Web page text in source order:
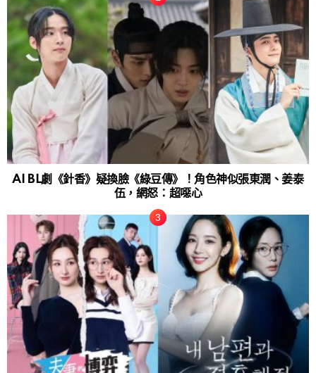
AI BL劇《針香》疑換臉《綠豆傳》！角色神似張東潤、姜泰
伍，網怒：超噁心